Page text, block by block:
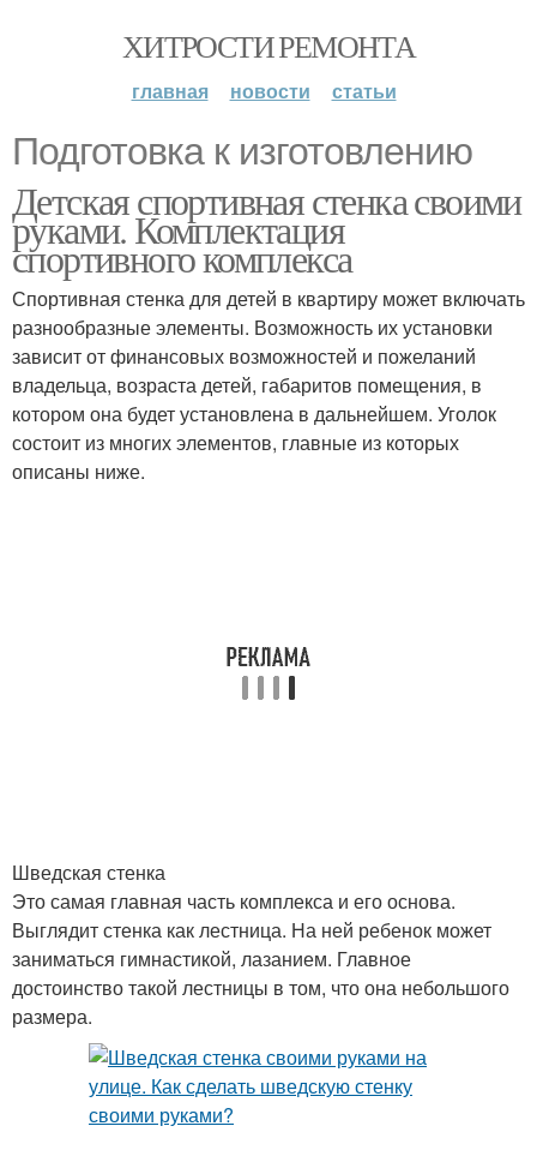
ХИТРОСТИ РЕМОНТА
главная новости статьи
Подготовка к изготовлению
Детская спортивная стенка своими
руками. Комплектация
спортивного комплекса
Спортивная стенка для детей в квартиру может включать
разнообразные элементы. Возможность их установки
зависит от финансовых возможностей и пожеланий
владельца, возраста детей, габаритов помещения, в
котором она будет установлена в дальнейшем. Уголок
состоит из многих элементов, главные из которых
описаны ниже.
Шведская стенка
Это самая главная часть комплекса и его основа.
Выглядит стенка как лестница. На ней ребенок может
заниматься гимнастикой, лазанием. Главное
достоинство такой лестницы в том, что она небольшого
размера.